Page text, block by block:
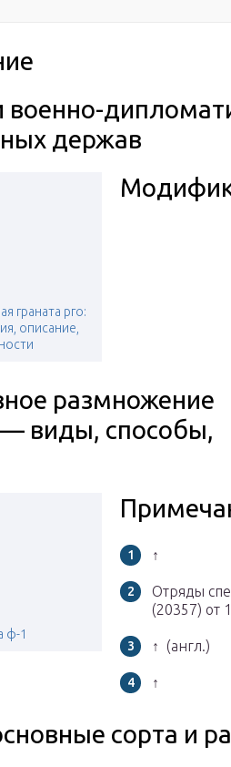
военно-
держав
граната рго:
описание,
размножение
— виды, способы,
ф-1
↑
Отряды
(20357) от
↑ (англ.)
↑
сорта и